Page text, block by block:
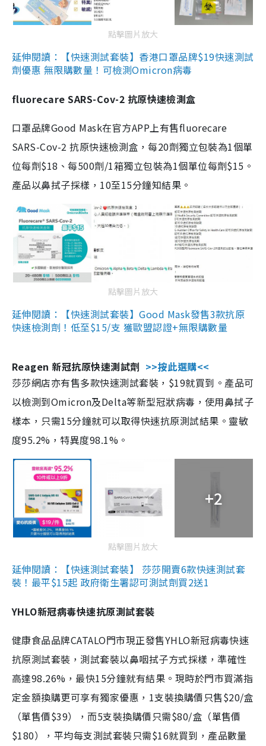
點擊圖片放大
延伸閱讀：【快速測試套裝】香港口罩品牌$19快速測試
劑優惠 無限購數量！可檢測Omicron病毒
fluorecare SARS-Cov-2 抗原快速檢測盒
口罩品牌Good Mask在官方APP上有售fluorecare
SARS-Cov-2 抗原快速檢測盒，每20劑獨立包裝為1個單
位每劑$18、每500劑/1箱獨立包裝為1個單位每劑$15。
產品以鼻拭子採樣，10至15分鐘知結果。
點擊圖片放大
延伸閱讀：【快速測試套裝】Good Mask發售3款抗原
快速檢測劑！低至$15/支 獲歐盟認證+無限購數量
Reagen 新冠抗原快速測試劑 >>按此選購<<
莎莎網店亦有售多款快速測試套裝，$19就買到。產品可
以檢測到Omicron及Delta等新型冠狀病毒，使用鼻拭子
樣本，只需15分鐘就可以取得快速抗原測試結果。靈敏
度95.2%，特異度98.1%。
+2
點擊圖片放大
延伸閱讀：【快速測試套裝】 莎莎開賣6款快速測試套
裝！最平$15起 政府衛生署認可測試劑買2送1
YHLO新冠病毒快速抗原測試套裝
健康食品品牌CATALO門市現正發售YHLO新冠病毒快速
抗原測試套裝，測試套裝以鼻咽拭子方式採樣，準確性
高達98.26%，最快15分鐘就有結果。現時於門市買滿指
定金額換購更可享有獨家優惠，1支裝換購價只售$20/盒
（單售價$39），而5支裝換購價只需$80/盒（單售價
$180），平均每支測試套裝只需$16就買到，產品數量